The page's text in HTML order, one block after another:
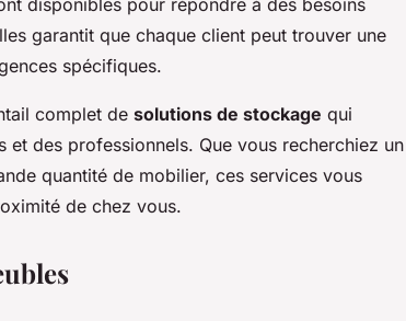
disponibles pour répondre à des besoins
garantit que chaque client peut trouver une
spécifiques.
complet de solutions de stockage qui
et des professionnels. Que vous recherchiez un
quantité de mobilier, ces services vous
de chez vous.